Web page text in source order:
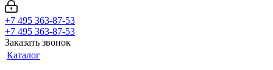
+7 495 363-87-53
+7 495 363-87-53
Заказать звонок
Каталог